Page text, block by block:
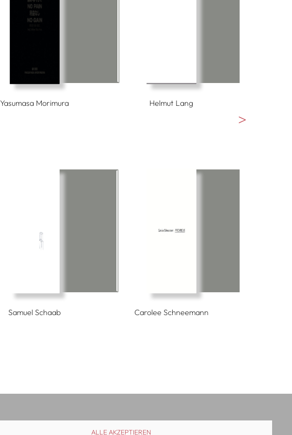
Yasumasa Morimura Helmut Lang
Samuel Schaab Carolee Schneemann
ALLE AKZEPTIEREN